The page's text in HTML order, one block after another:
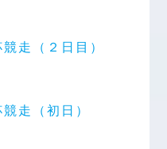
走（２日目）
走（初日）